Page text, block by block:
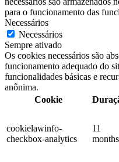
para o funcionamento das
Necessários
Necessários
Sempre ativado
Os cookies necessários são
funcionamento adequado do
funcionalidades básicas e
anônima.
Cookie
cookielawinfo-
checkbox-analytics
11
months